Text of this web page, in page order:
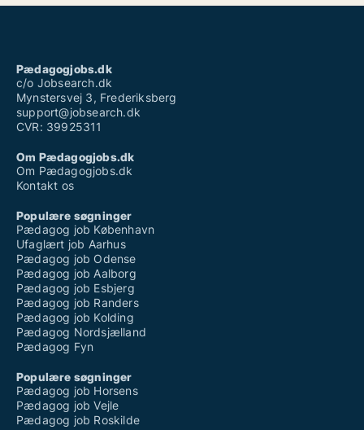
Pædagogjobs.dk
c/o Jobsearch.dk
Mynstersvej 3, Frederiksberg
support@jobsearch.dk
CVR: 39925311
Om Pædagogjobs.dk
Om Pædagogjobs.dk
Kontakt os
Populære søgninger
Pædagog job København
Ufaglært job Aarhus
Pædagog job Odense
Pædagog job Aalborg
Pædagog job Esbjerg
Pædagog job Randers
Pædagog job Kolding
Pædagog Nordsjælland
Pædagog Fyn
Populære søgninger
Pædagog job Horsens
Pædagog job Vejle
Pædagog job Roskilde